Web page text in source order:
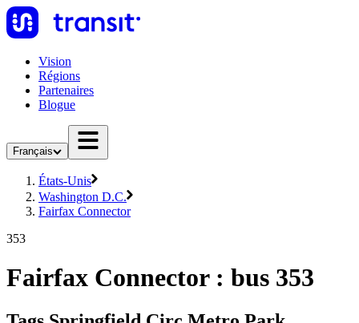
Vision
Régions
Partenaires
Blogue
Français
États-Unis
Washington D.C.
Fairfax Connector
353
Fairfax Connector : bus 353